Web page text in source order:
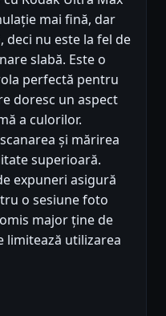
mai fină, dar
deci nu este la fel de
slabă. Este o
perfectă pentru
doresc un aspect
a culorilor.
și mărirea
superioară.
expuneri asigură
o sesiune foto
major ține de
limitează utilizarea